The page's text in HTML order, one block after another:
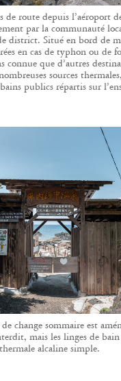
route depuis l’aéroport
par la communauté
district. Situé en bord de
en cas de typhon ou de
connue que d’autres
sources
publics répartis sur
change sommaire est
mais les linges de bain
alcaline simple.